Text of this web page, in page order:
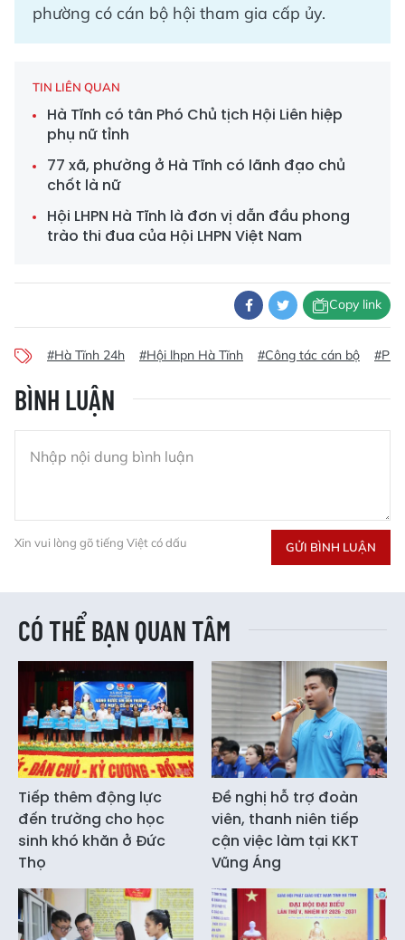
phường có cán bộ hội tham gia cấp ủy.
TIN LIÊN QUAN
Hà Tĩnh có tân Phó Chủ tịch Hội Liên hiệp
phụ nữ tỉnh
77 xã, phường ở Hà Tĩnh có lãnh đạo chủ
chốt là nữ
Hội LHPN Hà Tĩnh là đơn vị dẫn đầu phong
trào thi đua của Hội LHPN Việt Nam
Copy link
#Hà Tĩnh 24h #Hội lhpn Hà Tĩnh #Công tác cán bộ
BÌNH LUẬN
Xin vui lòng gõ tiếng Việt có dấu GỬI BÌNH LUẬN
CÓ THỂ BẠN QUAN TÂM
Tiếp thêm động lực
đến trường cho học
sinh khó khăn ở Đức
Thọ
Đề nghị hỗ trợ đoàn
viên, thanh niên tiếp
cận việc làm tại KKT
Vũng Áng